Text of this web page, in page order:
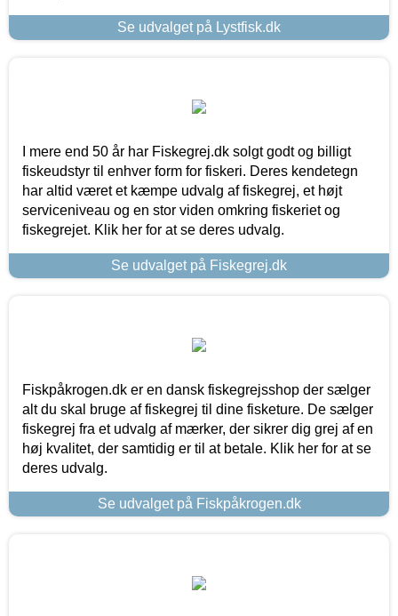
Se udvalget på Lystfisk.dk
I mere end 50 år har Fiskegrej.dk solgt godt og billigt
fiskeudstyr til enhver form for fiskeri. Deres kendetegn
har altid været et kæmpe udvalg af fiskegrej, et højt
serviceniveau og en stor viden omkring fiskeriet og
fiskegrejet. Klik her for at se deres udvalg.
Se udvalget på Fiskegrej.dk
Fiskpåkrogen.dk er en dansk fiskegrejsshop der sælger
alt du skal bruge af fiskegrej til dine fisketure. De sælger
fiskegrej fra et udvalg af mærker, der sikrer dig grej af en
høj kvalitet, der samtidig er til at betale. Klik her for at se
deres udvalg.
Se udvalget på Fiskpåkrogen.dk